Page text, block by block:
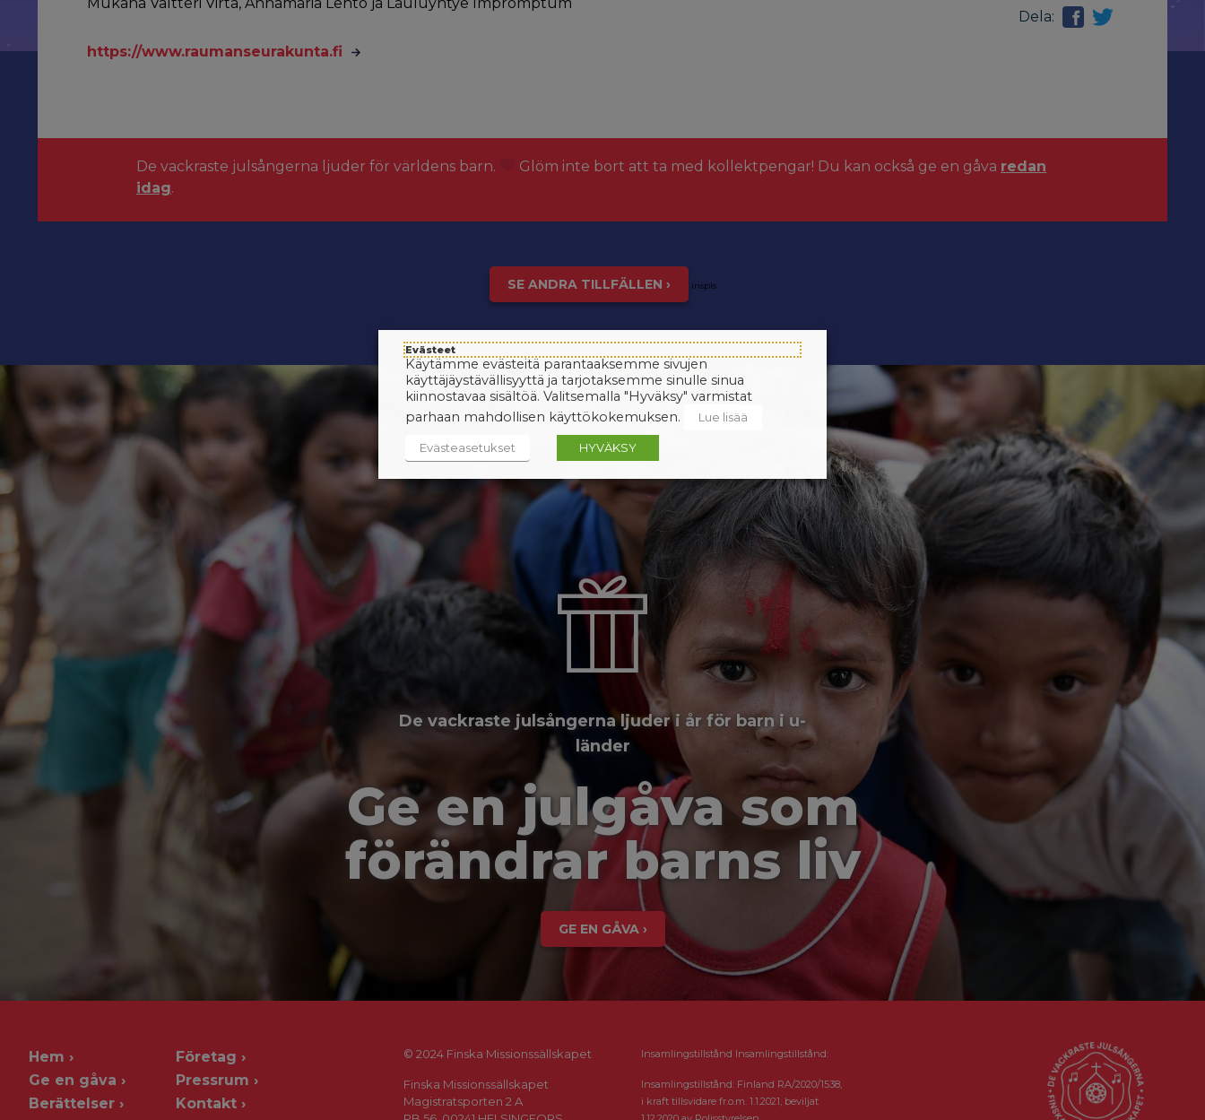
Dela:
https://www.raumanseurakunta.fi
De vackraste julsångerna ljuder för världens barn. Glöm inte bort att ta med kollektpengar! Du kan också ge en gåva redan
idag.
SE ANDRA TILLFÄLLEN › inspis
De vackraste julsångerna ljuder i år för barn i u-
länder
Ge en julgåva som
förändrar barns liv
GE EN GÅVA ›
Hem
Ge en gåva
Berättelser
Företag
Pressrum
Kontakt
© 2024 Finska Missionssällskapet
Finska Missionssällskapet
Magistratsporten 2 A
Insamlingstillstånd Insamlingstillstånd:
Insamlingstillstånd: Finland RA/2020/1538,
i kraft tillsvidare fr.o.m. 1.1.2021, beviljat
Evästeet
Käytämme evästeitä parantaaksemme sivujen
käyttäjäystävällisyyttä ja tarjotaksemme sinulle sinua
kiinnostavaa sisältöä. Valitsemalla "Hyväksy" varmistat
parhaan mahdollisen käyttökokemuksen.
Lue lisää
Evästeasetukset HYVÄKSY